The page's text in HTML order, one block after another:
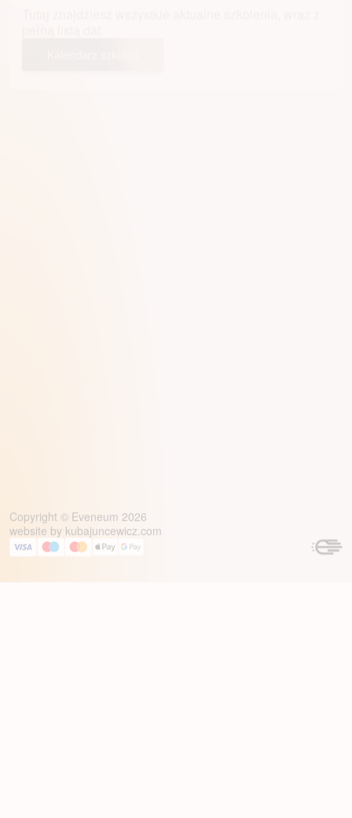
Copyright © Eveneum 2026
website by kubajuncewicz.com